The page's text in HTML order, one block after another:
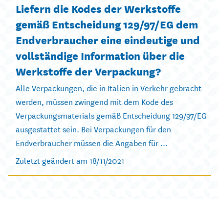
Liefern die Kodes der Werkstoffe
gemäß Entscheidung 129/97/EG dem
Endverbraucher eine eindeutige und
vollständige Information über die
Werkstoffe der Verpackung?
Alle Verpackungen, die in Italien in Verkehr gebracht
werden, müssen zwingend mit dem Kode des
Verpackungsmaterials gemäß Entscheidung 129/97/EG
ausgestattet sein. Bei Verpackungen für den
Endverbraucher müssen die Angaben für ...
Zuletzt geändert am 18/11/2021